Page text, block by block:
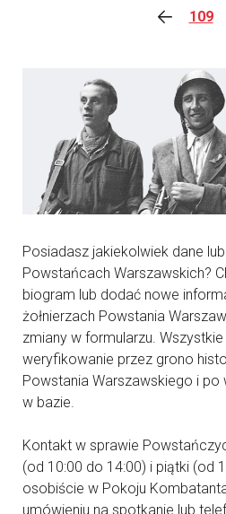
109
Posiadasz jakiekolwiek dane
Powstańcach Warszawskich?
biogram lub dodać nowe
żołnierzach Powstania
zmiany w formularzu.
weryfikowanie przez grono
Powstania Warszawskiego i po
w bazie.
Kontakt w sprawie
(od 10:00 do 14:00) i piątki (od
osobiście w Pokoju
umówieniu na spotkanie lub